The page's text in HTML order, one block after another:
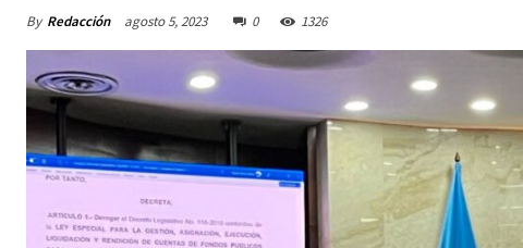
By Redacción agosto 5, 2023 0 1326